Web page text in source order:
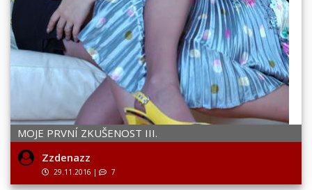
MOJE PRVNÍ ZKUŠENOST III.
Zzdenazz
29.11.2016 | 7